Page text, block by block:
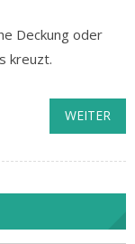
Deckung oder
kreuzt.
WEITER